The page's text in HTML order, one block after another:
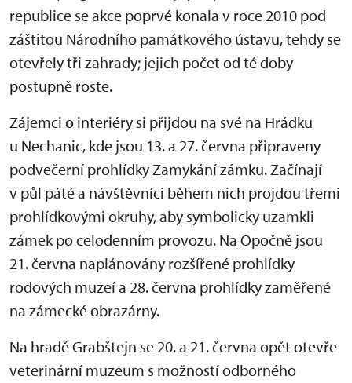
republice se akce poprvé konala v roce 2010 pod
záštitou Národního památkového ústavu, tehdy se
otevřely tři zahrady; jejich počet od té doby
postupně roste.
Zájemci o interiéry si přijdou na své na Hrádku
u Nechanic, kde jsou 13. a 27. června připraveny
podvečerní prohlídky Zamykání zámku. Začínají
v půl páté a návštěvníci během nich projdou třemi
prohlídkovými okruhy, aby symbolicky uzamkli
zámek po celodenním provozu. Na Opočně jsou
21. června naplánovány rozšířené prohlídky
rodových muzeí a 28. června prohlídky zaměřené
na zámecké obrazárny.
Na hradě Grabštejn se 20. a 21. června opět otevře
veterinární muzeum s možností odborného